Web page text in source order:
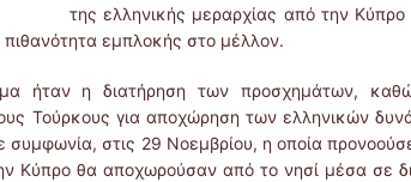
της ελληνικής μεραρχίας από την
εμπλοκής στο μέλλον.
ήταν η διατήρηση των προσχημάτων,
Τούρκους για αποχώρηση των ελληνικών
συμφωνία, στις 29 Νοεμβρίου, η οποία
Κύπρο θα αποχωρούσαν από το νησί μέσα σε